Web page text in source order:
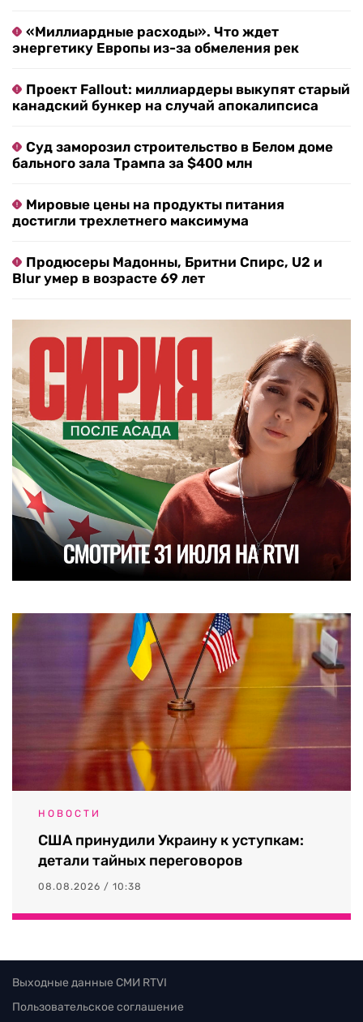
«Миллиардные расходы». Что ждет
энергетику Европы из-за обмеления рек
Проект Fallout: миллиардеры выкупят старый
канадский бункер на случай апокалипсиса
Суд заморозил строительство в Белом доме
бального зала Трампа за $400 млн
Мировые цены на продукты питания
достигли трехлетнего максимума
Продюсеры Мадонны, Бритни Спирс, U2 и
Blur умер в возрасте 69 лет
НОВОСТИ
США принудили Украину к уступкам:
детали тайных переговоров
08.08.2026 / 10:38
Выходные данные СМИ RTVI
Пользовательское соглашение